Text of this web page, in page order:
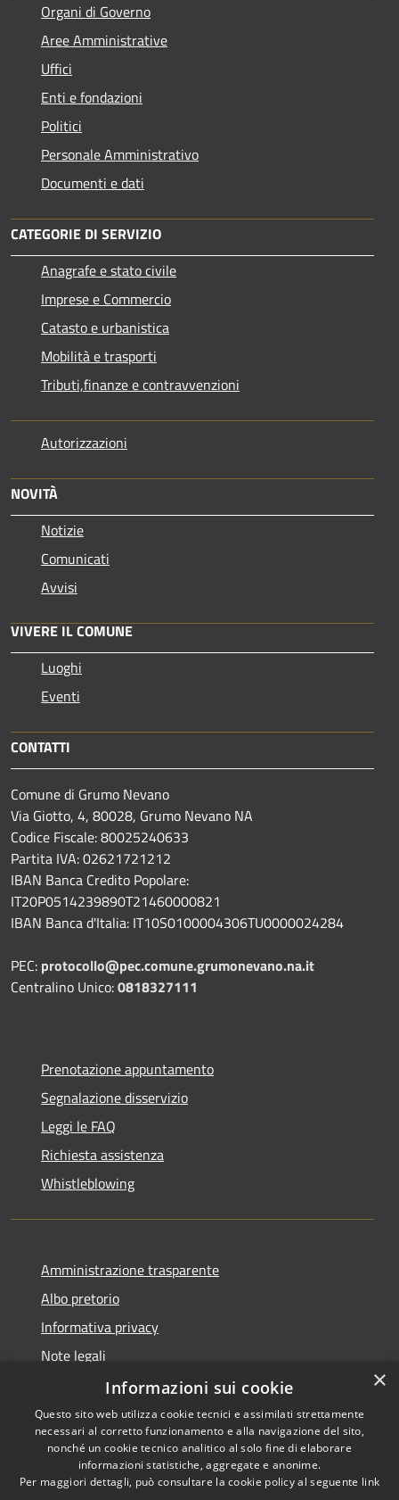
Organi di Governo
Aree Amministrative
Uffici
Enti e fondazioni
Politici
Personale Amministrativo
Documenti e dati
CATEGORIE DI SERVIZIO
Anagrafe e stato civile
Imprese e Commercio
Catasto e urbanistica
Mobilità e trasporti
Tributi,finanze e contravvenzioni
Autorizzazioni
NOVITÀ
Notizie
Comunicati
Avvisi
VIVERE IL COMUNE
Luoghi
Eventi
CONTATTI
Comune di Grumo Nevano
Via Giotto, 4, 80028, Grumo Nevano NA
Codice Fiscale: 80025240633
Partita IVA: 02621721212
IBAN Banca Credito Popolare:
IT20P0514239890T21460000821
IBAN Banca d'Italia: IT10S0100004306TU0000024284
PEC: protocollo@pec.comune.grumonevano.na.it
Centralino Unico:0818327111
Prenotazione appuntamento
Segnalazione disservizio
Leggi le FAQ
Richiesta assistenza
Whistleblowing
Amministrazione trasparente
Albo pretorio
Informativa privacy
Note legali
Dichiarazione di accessibilità
RSS
Accessibilità
Copyright © 2026 • Comune di
×
Informazioni sui cookie
Questo sito web utilizza cookie tecnici e assimilati strettamente
necessari al corretto funzionamento e alla navigazione del sito,
nonché un cookie tecnico analitico al solo fine di elaborare
informazioni statistiche, aggregate e anonime.
Per maggiori dettagli, può consultare la cookie policy al seguente link